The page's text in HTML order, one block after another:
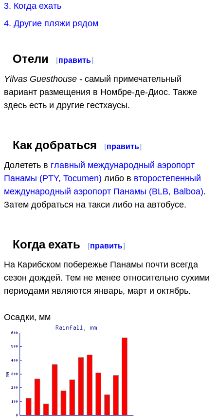
3. Когда ехать
4. Другие пляжи рядом
Отели [править]
Yilvas Guesthouse - самый примечательный
вариант размещения в Номбре-де-Диос. Также
здесь есть и другие гестхаусы.
Как добраться [править]
Долететь в главный международный аэропорт
Панамы (PTY, Tocumen) либо в второстепенный
международный аэропорт Панамы (BLB, Balboa).
Затем добраться на такси либо на автобусе.
Когда ехать [править]
На Карибском побережье Панамы почти всегда
сезон дождей. Тем не менее относительно сухими
периодами являются январь, март и октябрь.
Осадки, мм